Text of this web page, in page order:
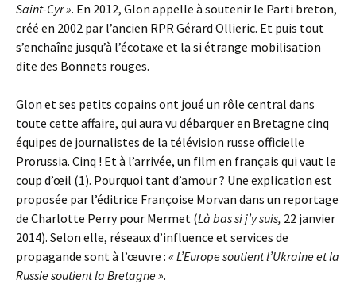
Saint-Cyr ». En 2012, Glon appelle à soutenir le Parti breton,
créé en 2002 par l’ancien RPR Gérard Ollieric. Et puis tout
s’enchaîne jusqu’à l’écotaxe et la si étrange mobilisation
dite des Bonnets rouges.
Glon et ses petits copains ont joué un rôle central dans
toute cette affaire, qui aura vu débarquer en Bretagne cinq
équipes de journalistes de la télévision russe officielle
Prorussia. Cinq ! Et à l’arrivée, un film en français qui vaut le
coup d’œil (1). Pourquoi tant d’amour ? Une explication est
proposée par l’éditrice Françoise Morvan dans un reportage
de Charlotte Perry pour Mermet (Là bas si j’y suis, 22 janvier
2014). Selon elle, réseaux d’influence et services de
propagande sont à l’œuvre : « L’Europe soutient l’Ukraine et la
Russie soutient la Bretagne ».